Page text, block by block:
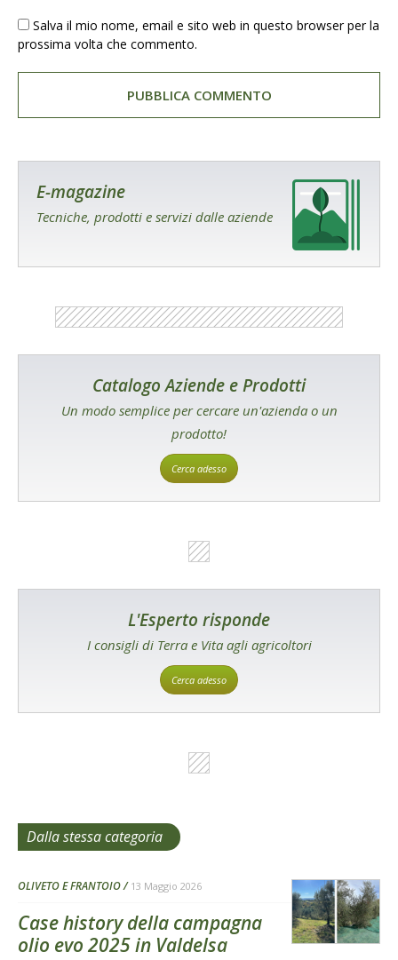
Salva il mio nome, email e sito web in questo browser per la
prossima volta che commento.
E-magazine
Tecniche, prodotti e servizi dalle aziende
Catalogo Aziende e Prodotti
Un modo semplice per cercare un'azienda o un
prodotto!
Cerca adesso
L'Esperto risponde
I consigli di Terra e Vita agli agricoltori
Cerca adesso
Dalla stessa categoria
OLIVETO E FRANTOIO 13 Maggio 2026
Case history della campagna
olio evo 2025 in Valdelsa